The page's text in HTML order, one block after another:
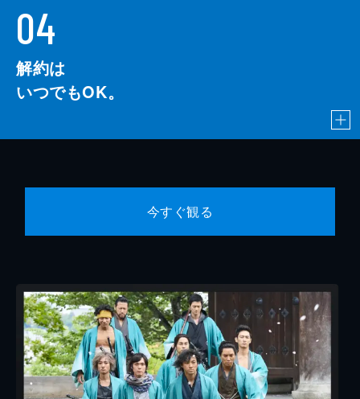
04
解約は
いつでもOK。
今すぐ観る